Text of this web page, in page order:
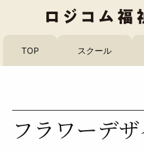
TOP スクール
フラワーデ